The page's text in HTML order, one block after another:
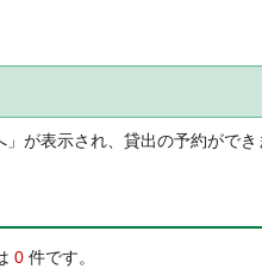
が表示され、貸出の予約ができ
0 件です。